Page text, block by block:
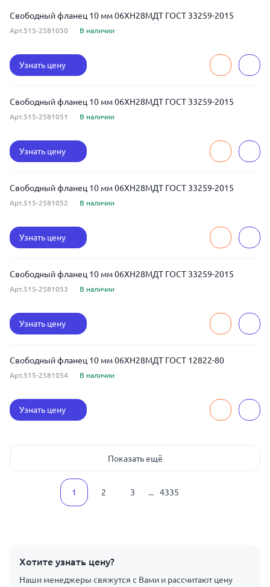
Свободный фланец 10 мм 06ХН28МДТ ГОСТ 33259-2015
Арт.515-2581050 В наличии
Узнать цену
Свободный фланец 10 мм 06ХН28МДТ ГОСТ 33259-2015
Арт.515-2581051 В наличии
Узнать цену
Свободный фланец 10 мм 06ХН28МДТ ГОСТ 33259-2015
Арт.515-2581052 В наличии
Узнать цену
Свободный фланец 10 мм 06ХН28МДТ ГОСТ 33259-2015
Арт.515-2581053 В наличии
Узнать цену
Свободный фланец 10 мм 06ХН28МДТ ГОСТ 12822-80
Арт.515-2581054 В наличии
Узнать цену
Показать ещё
1 2 3 ... 4335
Хотите узнать цену?
Наши менеджеры свяжутся с Вами и рассчитают цену